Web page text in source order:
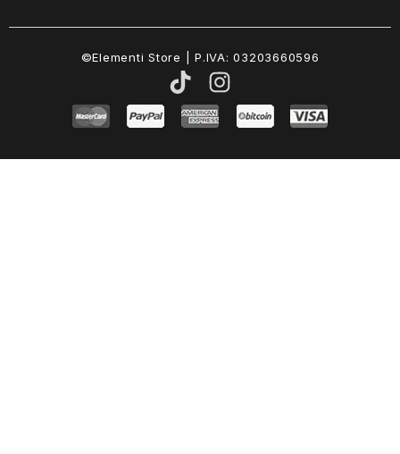
©Elementi Store | P.IVA: 03203660596